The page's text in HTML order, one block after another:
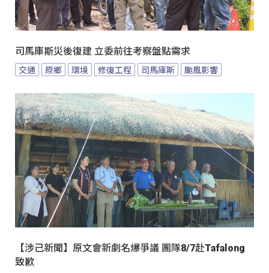
司馬庫斯災後復建 立委前往考察盤點需求
交通 原鄉 環境 修復工程 司馬庫斯 颱風影響
【涉己新聞】原文會新劇名爆爭議 團隊8/7赴Tafalong
致歉